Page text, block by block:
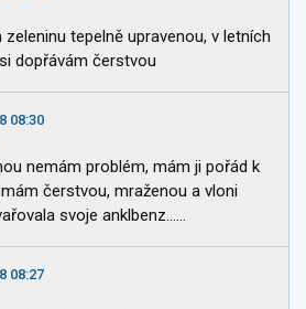
zeleninu tepelně upravenou, v letních
dopřávám čerstvou
08:30
nemám problém, mám ji pořád k
čerstvou, mraženou a vloni
svoje anklbenz......
08:27